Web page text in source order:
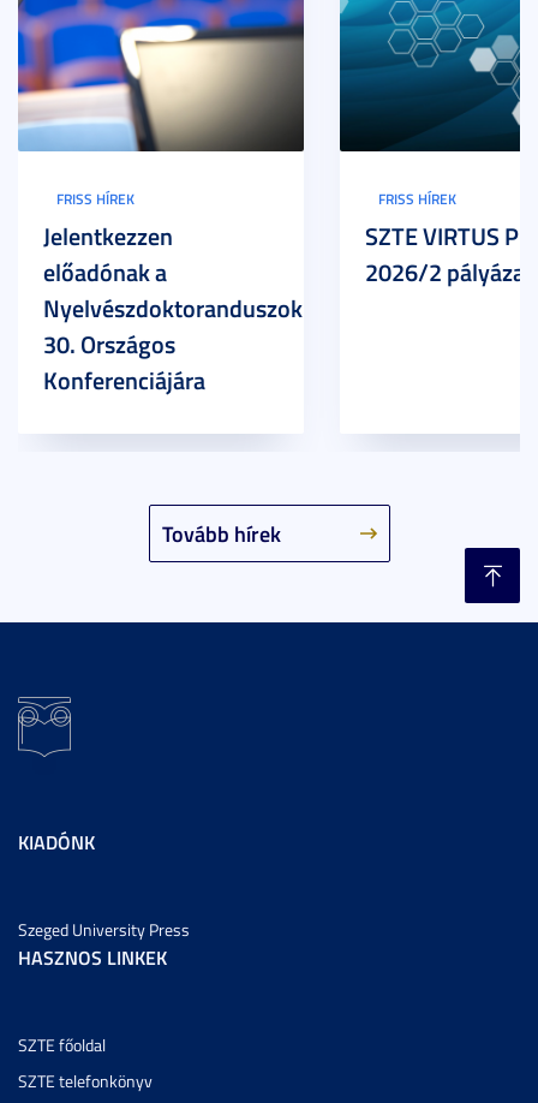
Tovább hírek
FRISS HÍREK
Jelentkezzen
előadónak a
Nyelvészdoktoranduszok
30. Országos
Konferenciájára
FRISS HÍREK
SZTE VIRTUS
2026/2
KIADÓNK
Szeged University Press
HASZNOS LINKEK
SZTE főoldal
SZTE telefonkönyv